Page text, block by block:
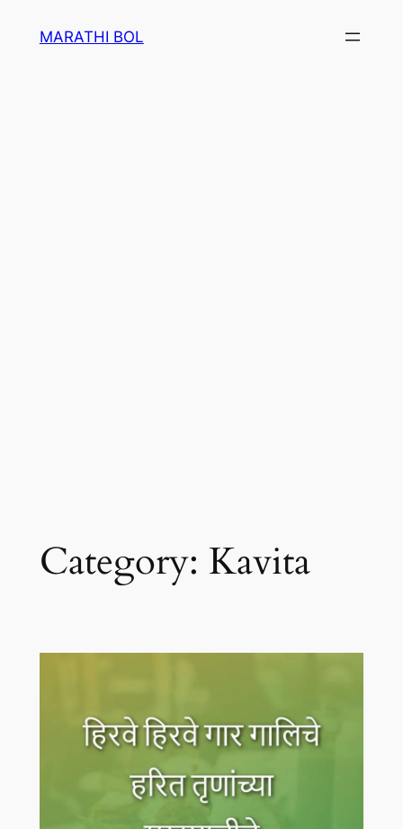
MARATHI BOL
Category: Kavita